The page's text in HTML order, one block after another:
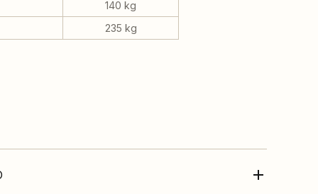
140 kg
235 kg